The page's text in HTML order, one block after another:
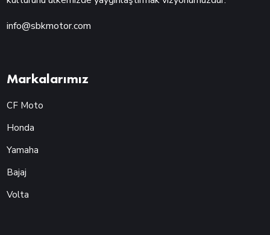
info@sbkmotor.com
Markalarımız
CF Moto
Honda
Yamaha
Bajaj
Volta